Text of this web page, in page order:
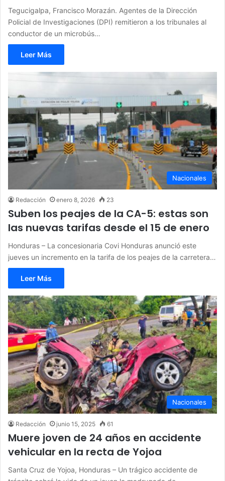
Tegucigalpa, Francisco Morazán. Agentes de la Dirección
Policial de Investigaciones (DPI) remitieron a los tribunales al
conductor de un microbús…
Leer Más
Nacionales
Redacción enero 8, 2026 23
Suben los peajes de la CA-5: estas son
las nuevas tarifas desde el 15 de enero
Honduras – La concesionaria Covi Honduras anunció este
jueves un incremento en la tarifa de los peajes de la carretera…
Leer Más
Nacionales
Redacción junio 15, 2025 61
Muere joven de 24 años en accidente
vehicular en la recta de Yojoa
Santa Cruz de Yojoa, Honduras – Un trágico accidente de